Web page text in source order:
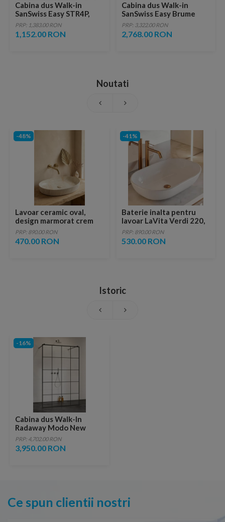
Cabina dus Walk-in
SanSwiss Easy STR4P,
90xH200 cm, profil negru
mat
PRP: 1,383.00 RON
1,152.00 RON
Cabina dus Walk-in
SanSwiss Easy Brume
120xH200 cm profil alb
PRP: 3,322.00 RON
2,768.00 RON
Noutati
-48%
Lavoar ceramic oval,
design marmorat crem
lucios cu vene aurii,
ventil inclus
PRP: 890.00 RON
470.00 RON
-41%
Baterie inalta pentru
lavoar LaVita Verdi 220,
fara ventil, brushed
copper
PRP: 890.00 RON
530.00 RON
Istoric
-16%
Cabina dus Walk-In
Radaway Modo New
Black I Factory, 130 x
H200 cm
PRP: 4,702.00 RON
3,950.00 RON
Ce spun clientii nostri